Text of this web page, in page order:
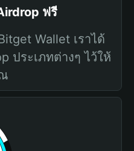
ฟรี
Wallet เราได้
ประเภทต่างๆ ไว้ให้